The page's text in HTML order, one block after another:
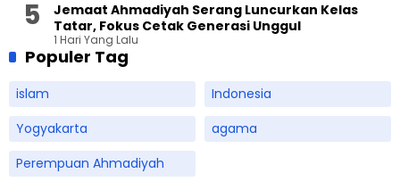
Jemaat Ahmadiyah Serang Luncurkan Kelas
Tatar, Fokus Cetak Generasi Unggul
1 Hari Yang Lalu
Populer Tag
islam
Indonesia
Yogyakarta
agama
Perempuan Ahmadiyah